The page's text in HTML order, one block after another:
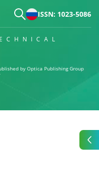
ISSN: 1023-5086
by Optica Publishing Group